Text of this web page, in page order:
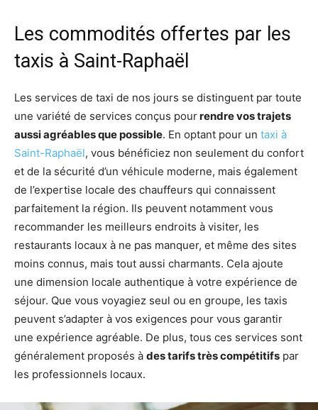
Les commodités offertes par les
taxis à Saint-Raphaël
Les services de taxi de nos jours se distinguent par toute
une variété de services conçus pourrendre vos trajets
aussi agréables que possible. En optant pour un taxi à
Saint-Raphaël, vous bénéficiez non seulement du confort
et de la sécurité d’un véhicule moderne, mais également
de l’expertise locale des chauffeurs qui connaissent
parfaitement la région. Ils peuvent notamment vous
recommander les meilleurs endroits à visiter, les
restaurants locaux à ne pas manquer, et même des sites
moins connus, mais tout aussi charmants. Cela ajoute
une dimension locale authentique à votre expérience de
séjour. Que vous voyagiez seul ou en groupe, les taxis
peuvent s’adapter à vos exigences pour vous garantir
une expérience agréable. De plus, tous ces services sont
généralement proposés à des tarifs très compétitifs par
les professionnels locaux.